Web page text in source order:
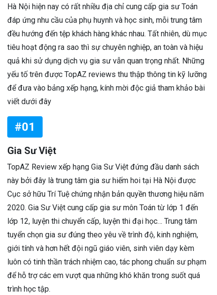
Hà Nội hiện nay có rất nhiều địa chỉ cung cấp gia sư Toán
đáp ứng nhu cầu của phụ huynh và học sinh, mỗi trung tâm
đều hướng đến tệp khách hàng khác nhau. Tất nhiên, dù mục
tiêu hoạt động ra sao thì sự chuyên nghiệp, an toàn và hiệu
quả khi sử dụng dịch vụ gia sư vẫn quan trọng nhất. Những
yếu tố trên được TopAZ reviews thu thập thông tin kỹ lưỡng
để đưa vào bảng xếp hạng, kính mời độc giả tham khảo bài
viết dưới đây
#01
Gia Sư Việt
TopAZ Review xếp hạng Gia Sư Việt đứng đầu danh sách
này bởi đây là trung tâm gia sư hiếm hoi tại Hà Nội được
Cục sở hữu Trí Tuệ chứng nhận bản quyền thương hiệu năm
2020. Gia Sư Việt cung cấp gia sư môn Toán từ lớp 1 đến
lớp 12, luyện thi chuyển cấp, luyện thi đại học… Trung tâm
tuyển chọn gia sư đúng theo yêu về trình độ, kinh nghiệm,
giới tính và hơn hết đội ngũ giáo viên, sinh viên dạy kèm
luôn có tinh thần trách nhiệm cao, tác phong chuẩn sư phạm
để hỗ trợ các em vượt qua những khó khăn trong suốt quá
trình học tập.